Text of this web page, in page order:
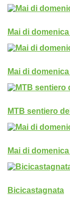
Mai di
Mai di
MTB sentiero
Mai di
Bicicastagnata